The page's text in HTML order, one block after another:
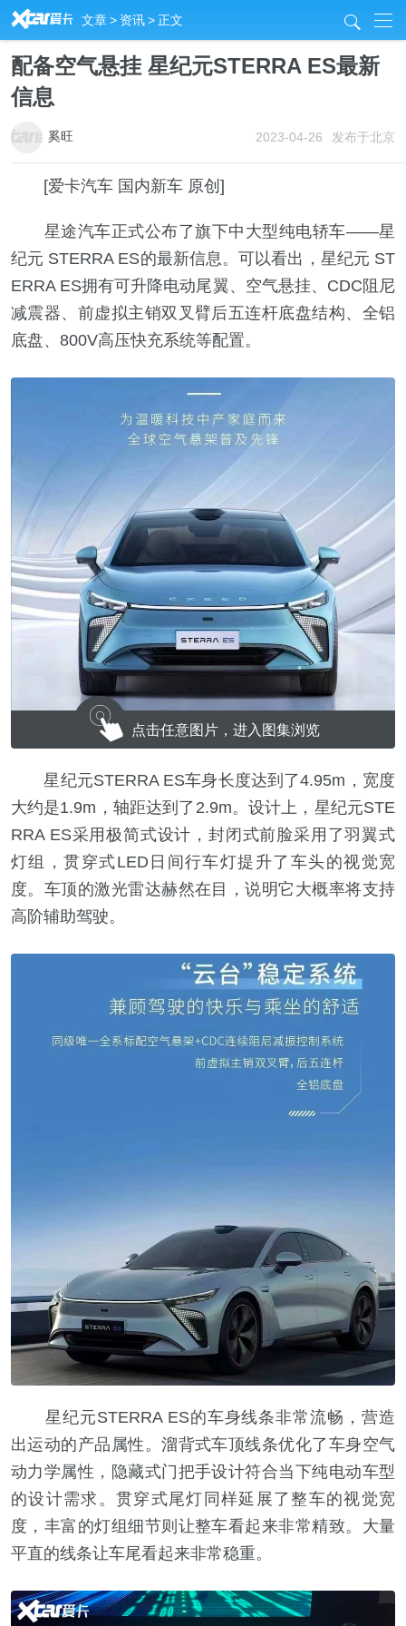
R 文章> 资讯>正文 j
配备空气悬挂 星纪元STERRA ES最新
信息
2023-04-26 发布于北京
奚旺
[爱卡汽车 国内新车 原创]
星途汽车正式公布了旗下中大型纯电轿车——星
纪元 STERRA ES的最新信息。可以看出，星纪元 ST
ERRA ES拥有可升降电动尾翼、空气悬挂、CDC阻尼
减震器、前虚拟主销双叉臂后五连杆底盘结构、全铝
底盘、800V高压快充系统等配置。
点击任意图片，进入图集浏览
星纪元STERRA ES车身长度达到了4.95m，宽度
大约是1.9m，轴距达到了2.9m。设计上，星纪元STE
RRA ES采用极简式设计，封闭式前脸采用了羽翼式
灯组，贯穿式LED日间行车灯提升了车头的视觉宽
度。车顶的激光雷达赫然在目，说明它大概率将支持
高阶辅助驾驶。
星纪元STERRA ES的车身线条非常流畅，营造
出运动的产品属性。溜背式车顶线条优化了车身空气
动力学属性，隐藏式门把手设计符合当下纯电动车型
的设计需求。贯穿式尾灯同样延展了整车的视觉宽
度，丰富的灯组细节则让整车看起来非常精致。大量
平直的线条让车尾看起来非常稳重。